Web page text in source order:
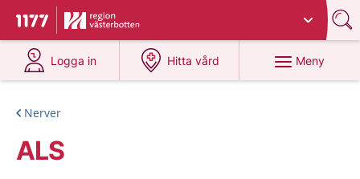
Till startsidan för 1177
Du har valt region
Logga in
på 1177.se
Hitta vård
på 1177.se
Meny
Nerver
ALS